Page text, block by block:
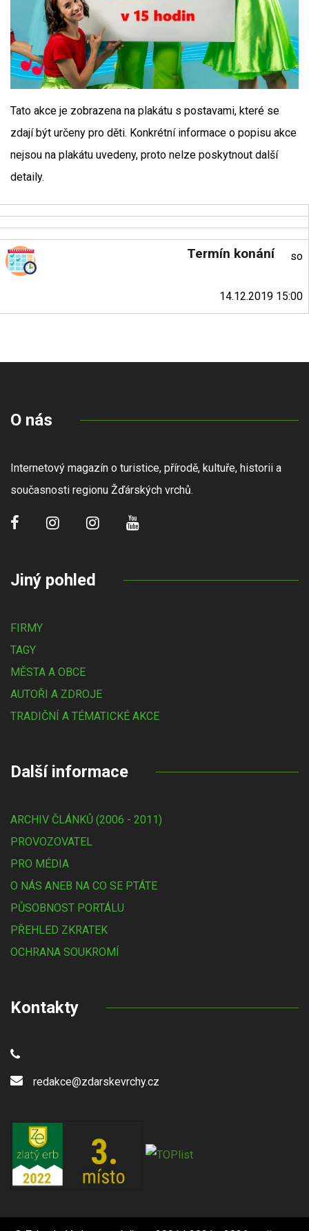
Tato akce je zobrazena na plakátu s postavami, které se
zdají být určeny pro děti. Konkrétní informace o popisu akce
nejsou na plakátu uvedeny, proto nelze poskytnout další
detaily.
Termín konání so
14.12.2019 15:00
O nás
Internetový magazín o turistice, přírodě, kultuře, historii a
současnosti regionu Žďárských vrchů.
Jiný pohled
FIRMY
TAGY
MĚSTA A OBCE
AUTOŘI A ZDROJE
TRADIČNÍ A TÉMATICKÉ AKCE
Další informace
ARCHIV ČLÁNKŮ (2006 - 2011)
PROVOZOVATEL
PRO MÉDIA
O NÁS ANEB NA CO SE PTÁTE
PŮSOBNOST PORTÁLU
PŘEHLED ZKRATEK
OCHRANA SOUKROMÍ
Kontakty
redakce@zdarskevrchy.cz